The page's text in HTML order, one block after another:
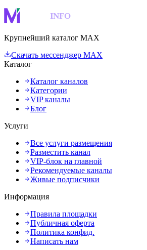
INFO
Крупнейший каталог MAX
Скачать мессенджер MAX
Каталог
Каталог каналов
Категории
VIP каналы
Блог
Услуги
Все услуги размещения
Разместить канал
VIP-блок на главной
Рекомендуемые каналы
Живые подписчики
Информация
Правила площадки
Публичная оферта
Политика конфид.
Написать нам